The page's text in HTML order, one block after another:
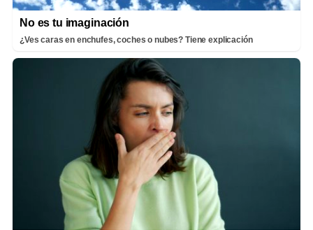
No es tu imaginación
¿Ves caras en enchufes, coches o nubes? Tiene explicación